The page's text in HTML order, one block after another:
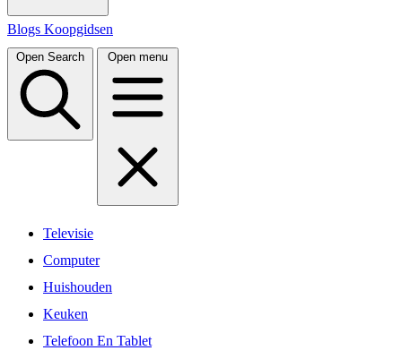
Blogs Koopgidsen
Open Search Open menu
Televisie
Computer
Huishouden
Keuken
Telefoon En Tablet